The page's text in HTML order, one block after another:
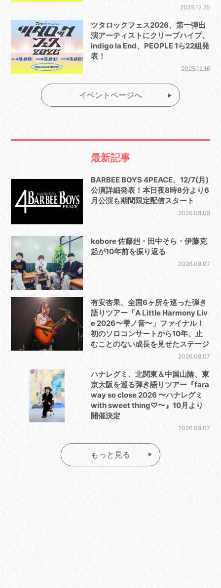
2025.12.25
ツタロックフェス2026、第一弾出
演アーティストにクリープハイプ、
indigo la End、PEOPLE 1ら22組発
表！
2025.12.16
イベントページへ
最新記事
BARBEE BOYS 4PEACE、12/7(月)
公演詳細発表！本日夜8時8分より6
月公演も期間限定配信スタート
2026.08.08
kobore 佐藤赳・田中そら・伊藤克
起が10年前を振り返る
2026.08.07
有安杏果、全国6ヶ所を巡った弾き
語りツアー「A Little Harmony Liv
e 2026〜雫ノ音〜」ファイナル！
初のソロコンサートから10年、止
むことのない成長を見せたステージ
2026.08.07
ハナレグミ、北関東＆中国山陰、東
京大阪を巡る弾き語りツアー『fara
way so close 2026 〜ハナレグミ
with sweet thing♡〜』10月より
開催決定
2026.08.07
もっと見る